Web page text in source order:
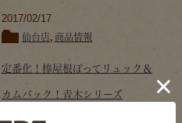
2017/02/17
仙台店, 商品情報
定番化！棒屋根ぽってリュック＆
カムバック！青木シリーズ